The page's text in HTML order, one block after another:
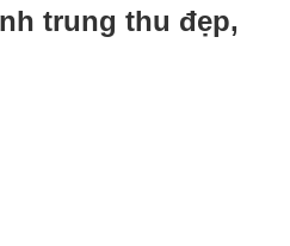
trung thu đẹp,